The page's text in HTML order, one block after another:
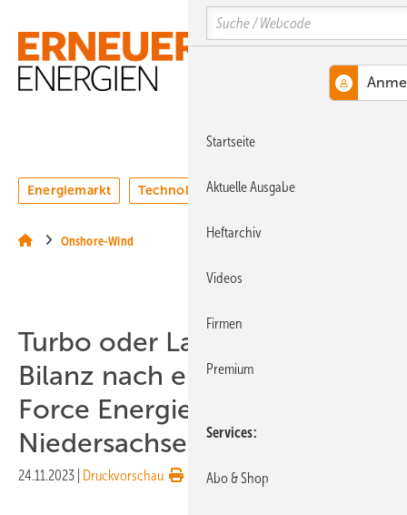
Hauptinhalt
Hauptmenü
SiteSearch
MENÜ
Energiemarkt Technologie Webinare
Onshore-Wind
Turbo oder Lagerfeuer?
Bilanz nach einem Jahr Task-
Force Energiewende in
Niedersachsen
24.11.2023 Druckvorschau
Search
Startseite
Aktuelle Ausgabe
Heftarchiv
Videos
Firmen
Premium
Services
Abo & Shop